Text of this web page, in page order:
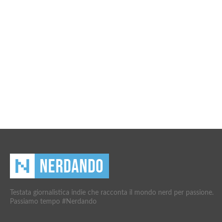
Testata giornalistica indie che racconta il mondo nerd per passione.
Passiamo tempo #Nerdando